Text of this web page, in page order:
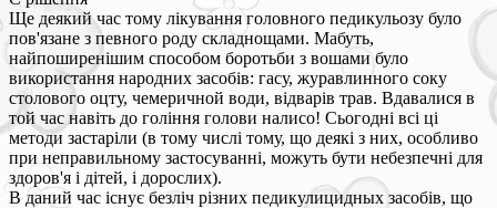
Ще деякий час тому лікування головного педикульозу було
пов'язане з певного роду складнощами. Мабуть,
найпоширенішим способом боротьби з вошами було
використання народних засобів: гасу, журавлинного соку
столового оцту, чемеричной води, відварів трав. Вдавалися в
той час навіть до гоління голови налисо! Сьогодні всі ці
методи застаріли (в тому числі тому, що деякі з них, особливо
при неправильному застосуванні, можуть бути небезпечні для
здоров'я і дітей, і дорослих).
В даний час існує безліч різних педикулицидных засобів, що